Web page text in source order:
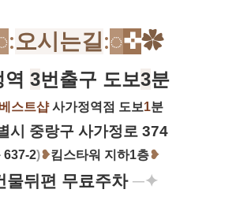
:오시는길:◌✜✿
3번출구 도보3분
스트샵사가정역점 도보1분
시 중랑구 사가정로 374
637-2)❥킴스타워 지하1층❥
물뒤편 무료주차 ─✦